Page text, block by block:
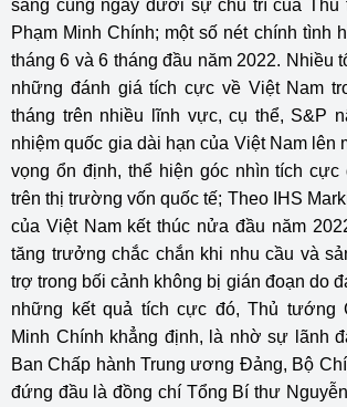
sáng cùng ngày dưới sự chủ trì của Thủ
Phạm Minh Chính; một số nét chính tình
tháng 6 và 6 tháng đầu năm 2022. Nhiều
những đánh giá tích cực về Việt Nam
tháng trên nhiều lĩnh vực, cụ thể, S&P
nhiệm quốc gia dài hạn của Việt Nam lên
vọng ổn định, thể hiện góc nhìn tích
trên thị trường vốn quốc tế; Theo IHS
của Việt Nam kết thúc nửa đầu năm
tăng trưởng chắc chắn khi nhu cầu và
trợ trong bối cảnh không bị gián đoạn do
những kết quả tích cực đó, Thủ tướng
Minh Chính khẳng định, là nhờ sự lãnh
Ban Chấp hành Trung ương Đảng, Bộ
đứng đầu là đồng chí Tổng Bí thư